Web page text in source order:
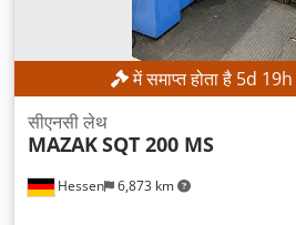
में समाप्त होता है 5d 19h
Hessen 6,873 km
सीएनसी लेथ
MAZAKSQT 200 MS